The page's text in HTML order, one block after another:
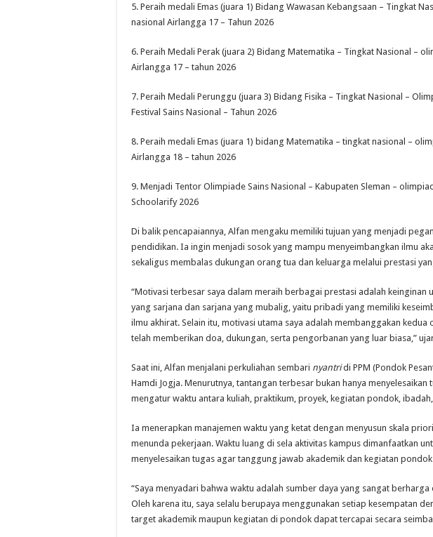
5. Peraih medali Emas (juara 1) Bidang Wawasan Kebangsaan – Tingkat
nasional Airlangga 17 – Tahun 2026
6. Peraih Medali Perak (juara 2) Bidang Matematika – Tingkat Nasional –
Airlangga 17 – tahun 2026
7. Peraih Medali Perunggu (juara 3) Bidang Fisika – Tingkat Nasional –
Festival Sains Nasional – Tahun 2026
8. Peraih medali Emas (juara 1) bidang Matematika – tingkat nasional –
Airlangga 18 – tahun 2026
9. Menjadi Tentor Olimpiade Sains Nasional – Kabupaten Sleman –
Schoolarify 2026
Di balik pencapaiannya, Alfan mengaku memiliki tujuan yang menjadi
pendidikan. Ia ingin menjadi sosok yang mampu menyeimbangkan ilmu
sekaligus membalas dukungan orang tua dan keluarga melalui prestasi
“Motivasi terbesar saya dalam meraih berbagai prestasi adalah keinginan
yang sarjana dan sarjana yang mubalig, yaitu pribadi yang memiliki
ilmu akhirat. Selain itu, motivasi utama saya adalah membanggakan kedua
telah memberikan doa, dukungan, serta pengorbanan yang luar biasa,”
Saat ini, Alfan menjalani perkuliahan sembari nyantridi PPM (Pondok
Hamdi Jogja. Menurutnya, tantangan terbesar bukan hanya menyelesaikan
mengatur waktu antara kuliah, praktikum, proyek, kegiatan pondok,
Ia menerapkan manajemen waktu yang ketat dengan menyusun skala
menunda pekerjaan. Waktu luang di sela aktivitas kampus dimanfaatkan
menyelesaikan tugas agar tanggung jawab akademik dan kegiatan
“Saya menyadari bahwa waktu adalah sumber daya yang sangat
Oleh karena itu, saya selalu berupaya menggunakan setiap kesempatan
target akademik maupun kegiatan di pondok dapat tercapai secara